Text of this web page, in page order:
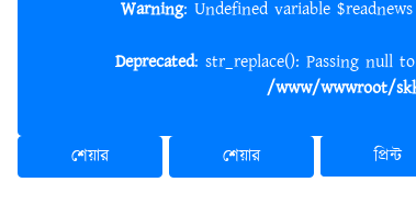
Warning : Undefined variable
Deprecated : str_replace(): Passing null
/www/wwwroot/
শেয়ার
শেয়ার প্রিন্ট